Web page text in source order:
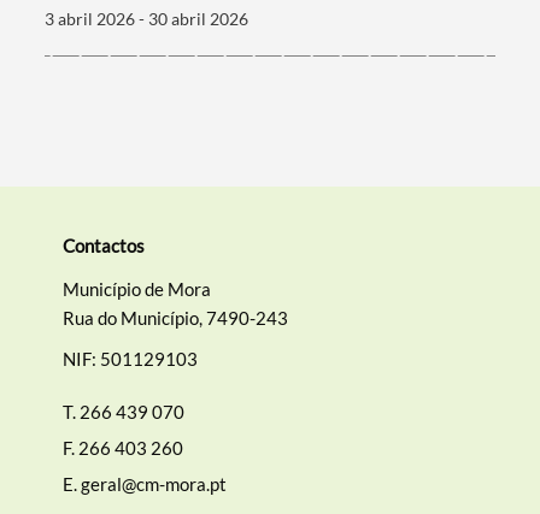
3 abril 2026 - 30 abril 2026
Contactos
Município de Mora
Rua do Município, 7490-243
NIF: 501129103
T. 266 439 070
F. 266 403 260
E.geral@cm-mora.pt